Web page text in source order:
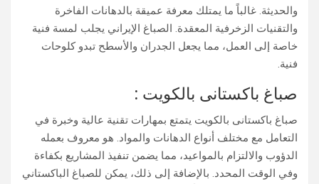
والحديثة. غالباً ما يمتلك معرفة عميقة بالدهانات الفاخرة
والتقنيات الزخرفية المعقدة. الصباغ الإيراني يجلب لمسة فنية
خاصة إلى العمل، مما يجعل الجدران والأسطح تبدو كلوحات
فنية.
صباغ باكستانى بالكويت :
صباغ باكستانى بالكويت يتمتع بمهارات تقنية عالية وخبرة في
التعامل مع مختلف أنواع الدهانات والمواد. هو معروف بعمله
الدؤوب والالتزام بالمواعيد، مما يضمن تنفيذ المشاريع بكفاءة
وفي الوقت المحدد. بالإضافة إلى ذلك، يمكن للصباغ الباكستاني